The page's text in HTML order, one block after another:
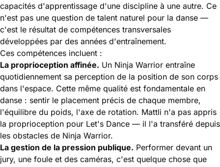
capacités d'apprentissage d'une discipline à une autre. Ce
n'est pas une question de talent naturel pour la danse —
c'est le résultat de compétences transversales
développées par des années d'entraînement.
Ces compétences incluent :
La proprioception affinée. Un Ninja Warrior entraîne
quotidiennement sa perception de la position de son corps
dans l'espace. Cette même qualité est fondamentale en
danse : sentir le placement précis de chaque membre,
l'équilibre du poids, l'axe de rotation. Mattli n'a pas appris
la proprioception pour Let's Dance — il l'a transféré depuis
les obstacles de Ninja Warrior.
La gestion de la pression publique. Performer devant un
jury, une foule et des caméras, c'est quelque chose que